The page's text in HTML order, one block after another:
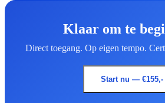
Klaar om te
Direct toegang. Op eigen tempo.
Start nu — €155,-